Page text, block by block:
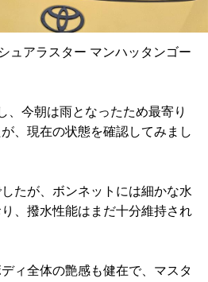
ュアラスター マンハッタンゴー
、今朝は雨となったため最寄り
、現在の状態を確認してみまし
たが、ボンネットには細かな水
、撥水性能はまだ十分維持され
ィ全体の艶感も健在で、マスタ